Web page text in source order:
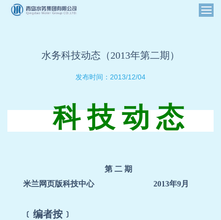
水务科技动态（2013年第二期）
发布时间： 2013/12/04
科 技 动 态
第 二 期
米兰网页版科技中心
2013年9月
﹝编者按﹞